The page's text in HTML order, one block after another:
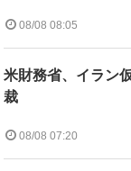
08/08 08:05
米財務省、イラン
裁
08/08 07:20